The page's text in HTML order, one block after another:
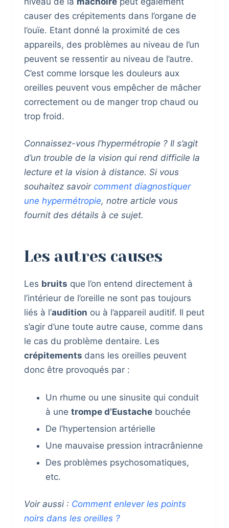
causer des crépitements dans l’organe de
l’ouïe. Etant donné la proximité de ces
appareils, des problèmes au niveau de l’un
peuvent se ressentir au niveau de l’autre.
C’est comme lorsque les douleurs aux
oreilles peuvent vous empêcher de mâcher
correctement ou de manger trop chaud ou
trop froid.
Connaissez-vous l’hypermétropie ? Il s’agit
d’un trouble de la vision qui rend difficile la
lecture et la vision à distance. Si vous
souhaitez savoir comment diagnostiquer
une hypermétropie, notre article vous
fournit des détails à ce sujet.
Les autres causes
Les bruits que l’on entend directement à
l’intérieur de l’oreille ne sont pas toujours
liés à l’audition ou à l’appareil auditif. Il peut
s’agir d’une toute autre cause, comme dans
le cas du problème dentaire. Les
crépitements dans les oreilles peuvent
donc être provoqués par :
Un rhume ou une sinusite qui conduit
à unetrompe d’Eustache bouchée
De l’hypertension artérielle
Une mauvaise pression intracrânienne
Des problèmes psychosomatiques,
etc.
Voir aussi : Comment enlever les points
noirs dans les oreilles ?